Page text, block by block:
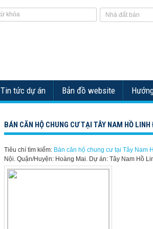
Nhà đất bán
Tin tức dự án Bản đồ website
BÁN CĂN HỘ CHUNG CƯ TẠI TÂY NAM HỒ
Tiêu chí tìm kiếm: Bán căn hộ chung cư tại Tây Nam
Nội. Quận/Huyện: Hoàng Mai. Dự án: Tây Nam Hồ